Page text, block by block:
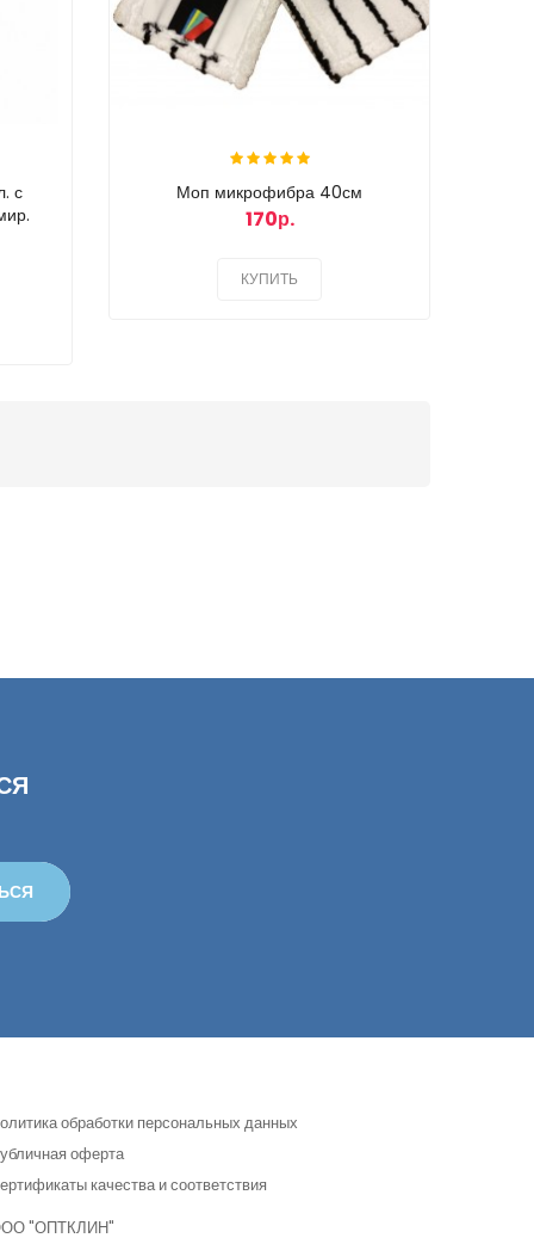
с
Моп микрофибра 40см
170р.
КУПИТЬ
обработки персональных данных
оферта
качества и соответствия
"ОПТКЛИН"